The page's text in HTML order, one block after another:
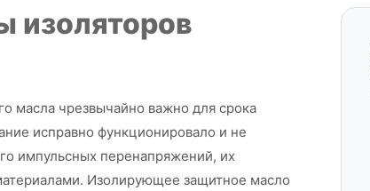
изоляторов
масла чрезвычайно важно для срока
исправно функционировало и не
импульсных перенапряжений, их
Изолирующее защитное масло